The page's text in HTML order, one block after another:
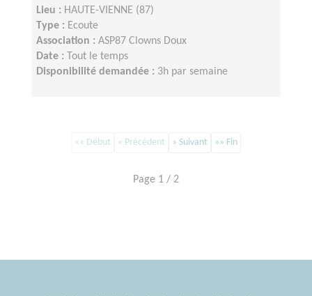
Lieu : HAUTE-VIENNE (87)
Type : Ecoute
Association : ASP87 Clowns Doux
Date :
Tout le temps
Disponibilité demandée : 3h par semaine
«« Début « Précédent » Suivant »» Fin
Page 1 / 2